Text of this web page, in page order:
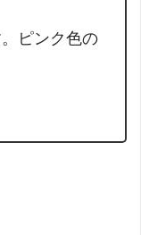
ピンク色の